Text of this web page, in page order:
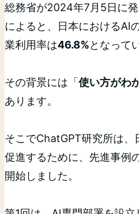
総務省が2024年7月5日に発
によると、日本におけるAI
業利用率は46.8%となって
その背景には「使い方がわ
あります。
そこでChatGPT研究所は、
促進するために、先進事例
開始しました。